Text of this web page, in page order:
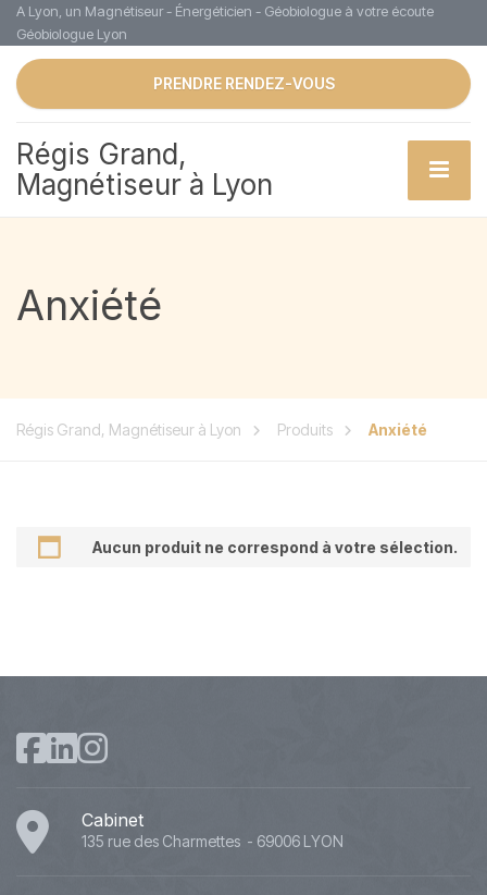
A Lyon, un Magnétiseur - Énergéticien - Géobiologue à votre écoute
Géobiologue Lyon
PRENDRE RENDEZ-VOUS
Régis Grand,
Magnétiseur à Lyon
Anxiété
Régis Grand, Magnétiseur à Lyon Produits Anxiété
Aucun produit ne correspond à votre sélection.
Cabinet
135 rue des Charmettes - 69006 LYON